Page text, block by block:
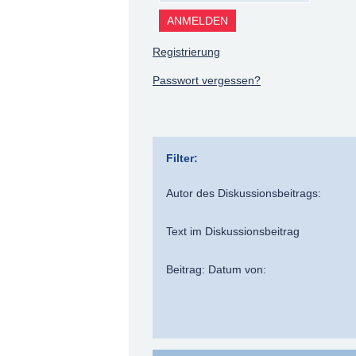
Registrierung
Passwort vergessen?
Filter:
Autor des Diskussionsbeitrags:
Text im Diskussionsbeitrag
Beitrag: Datum von: